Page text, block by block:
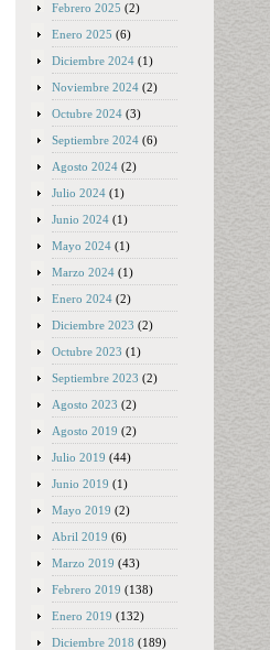
Febrero 2025 (2)
Enero 2025 (6)
Diciembre 2024 (1)
Noviembre 2024 (2)
Octubre 2024 (3)
Septiembre 2024 (6)
Agosto 2024 (2)
Julio 2024 (1)
Junio 2024 (1)
Mayo 2024 (1)
Marzo 2024 (1)
Enero 2024 (2)
Diciembre 2023 (2)
Octubre 2023 (1)
Septiembre 2023 (2)
Agosto 2023 (2)
Agosto 2019 (2)
Julio 2019 (44)
Junio 2019 (1)
Mayo 2019 (2)
Abril 2019 (6)
Marzo 2019 (43)
Febrero 2019 (138)
Enero 2019 (132)
Diciembre 2018 (189)